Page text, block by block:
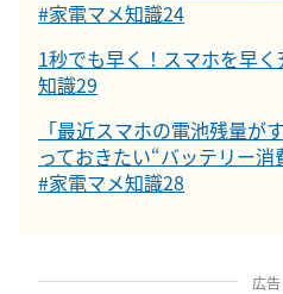
#家電マメ知識24
1秒でも早く！スマホを早
知識29
「最近スマホの電池残量
っておきたい“バッテリー
#家電マメ知識28
広告